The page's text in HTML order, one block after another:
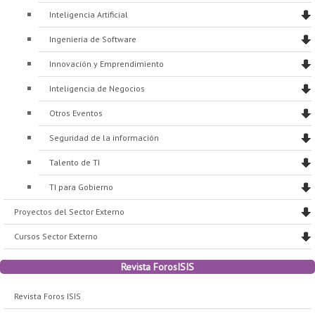
Inteligencia Artificial
Ingenieria de Software
Innovación y Emprendimiento
Inteligencia de Negocios
Otros Eventos
Seguridad de la información
Talento de TI
TI para Gobierno
Proyectos del Sector Externo
Cursos Sector Externo
Revista ForosISIS
Revista Foros ISIS